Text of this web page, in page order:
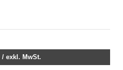
/ exkl. MwSt.